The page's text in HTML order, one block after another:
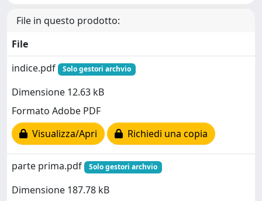
File in questo prodotto:
File
indice.pdf
Solo gestori archvio
Dimensione 12.63 kB
Formato Adobe PDF
Visualizza/Apri
Richiedi una copia
parte prima.pdf Solo gestori archvio
Dimensione 187.78 kB